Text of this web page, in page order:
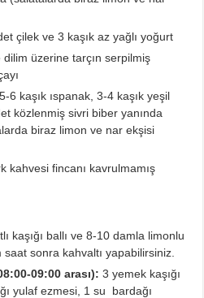
çilek ve 3 kaşık az yağlı yoğurt
dilim üzerine tarçın serpilmiş
5-6 kaşık ıspanak, 3-4 kaşık yeşil
közlenmiş sivri biber yanında
biraz limon ve nar ekşisi
kahvesi fincanı kavrulmamış
kaşığı ballı ve 8-10 damla limonlu
saat sonra kahvaltı yapabilirsiniz.
09:00 arası): 3 yemek kaşığı
yulaf ezmesi, 1 su bardağı